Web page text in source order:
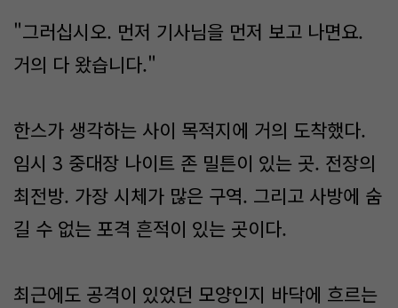
"그러십시오. 먼저 기사님을 먼저 보고 나면요.
거의 다 왔습니다."
한스가 생각하는 사이 목적지에 거의 도착했다.
임시 3 중대장 나이트 존 밀튼이 있는 곳. 전장의
최전방. 가장 시체가 많은 구역. 그리고 사방에 숨
길 수 없는 포격 흔적이 있는 곳이다.
최근에도 공격이 있었던 모양인지 바닥에 흐르는